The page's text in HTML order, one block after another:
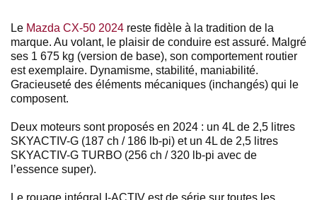
Le Mazda CX-50 2024 reste fidèle à la tradition de la
marque. Au volant, le plaisir de conduire est assuré. Malgré
ses 1 675 kg (version de base), son comportement routier
est exemplaire. Dynamisme, stabilité, maniabilité.
Gracieuseté des éléments mécaniques (inchangés) qui le
composent.
Deux moteurs sont proposés en 2024 : un 4L de 2,5 litres
SKYACTIV-G (187 ch / 186 lb-pi) et un 4L de 2,5 litres
SKYACTIV-G TURBO (256 ch / 320 lb-pi avec de
l’essence super).
Le rouage intégral I-ACTIV est de série sur toutes les